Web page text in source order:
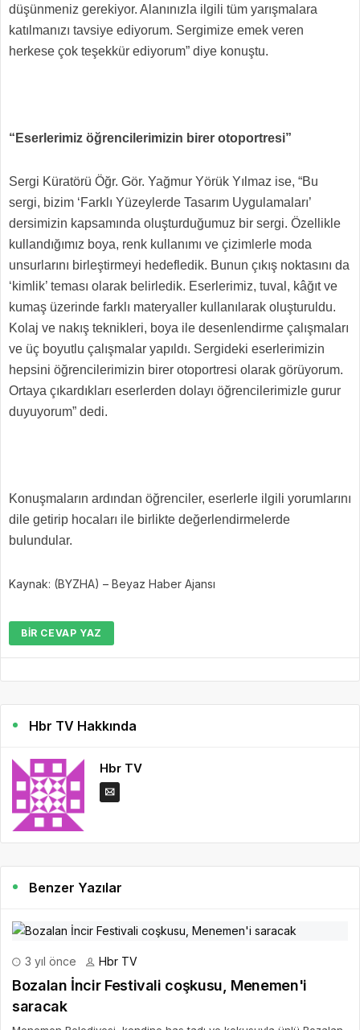
düşünmeniz gerekiyor. Alanınızla ilgili tüm yarışmalara
katılmanızı tavsiye ediyorum. Sergimize emek veren
herkese çok teşekkür ediyorum” diye konuştu.
“Eserlerimiz öğrencilerimizin birer otoportresi”
Sergi Küratörü Öğr. Gör. Yağmur Yörük Yılmaz ise, “Bu
sergi, bizim ‘Farklı Yüzeylerde Tasarım Uygulamaları’
dersimizin kapsamında oluşturduğumuz bir sergi. Özellikle
kullandığımız boya, renk kullanımı ve çizimlerle moda
unsurlarını birleştirmeyi hedefledik. Bunun çıkış noktasını da
‘kimlik’ teması olarak belirledik. Eserlerimiz, tuval, kâğıt ve
kumaş üzerinde farklı materyaller kullanılarak oluşturuldu.
Kolaj ve nakış teknikleri, boya ile desenlendirme çalışmaları
ve üç boyutlu çalışmalar yapıldı. Sergideki eserlerimizin
hepsini öğrencilerimizin birer otoportresi olarak görüyorum.
Ortaya çıkardıkları eserlerden dolayı öğrencilerimizle gurur
duyuyorum” dedi.
Konuşmaların ardından öğrenciler, eserlerle ilgili yorumlarını
dile getirip hocaları ile birlikte değerlendirmelerde
bulundular.
Kaynak: (BYZHA) – Beyaz Haber Ajansı
BIR CEVAP YAZ
Hbr TV Hakkında
Hbr TV
Benzer Yazılar
3 yıl önce Hbr TV
Bozalan İncir Festivali coşkusu, Menemen'i
saracak